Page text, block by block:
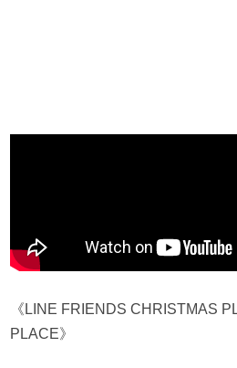
《 LINE FRIENDS CHRISTMAS
PLACE》